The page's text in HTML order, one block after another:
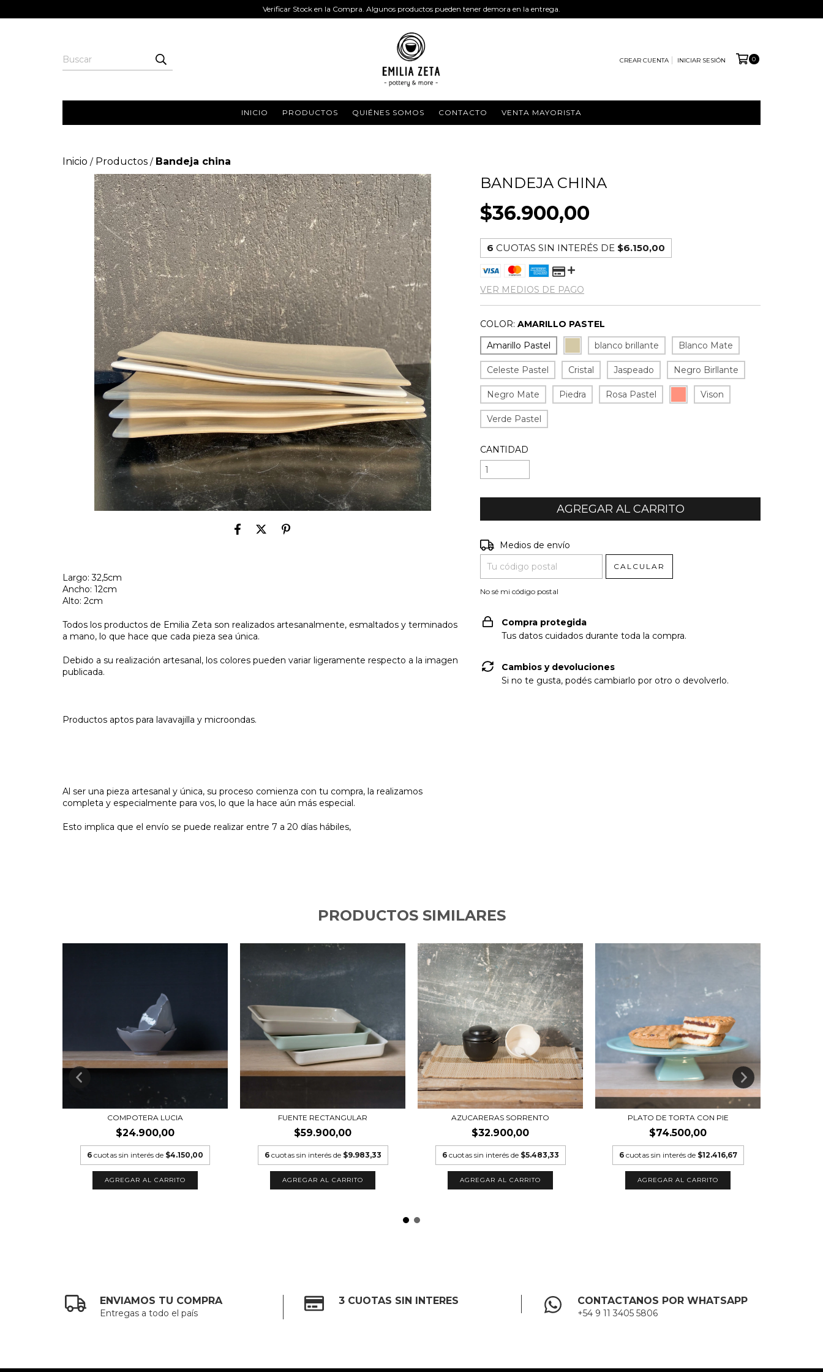
Verificar Stock en la Compra. Algunos productos pueden tener demora en la entrega.
CREAR CUENTA INICIAR SESIÓN 0
INICIO PRODUCTOS QUIÉNES SOMOS CONTACTO VENTA MAYORISTA
Inicio / Productos / Bandeja china
Largo: 32,5cm
Ancho: 12cm
Alto: 2cm
Todos los productos de Emilia Zeta son realizados artesanalmente, esmaltados y terminados
a mano, lo que hace que cada pieza sea única.
Debido a su realización artesanal, los colores pueden variar ligeramente respecto a la imagen
publicada.
Productos aptos para lavavajilla y microondas.
Al ser una pieza artesanal y única, su proceso comienza con tu compra, la realizamos
completa y especialmente para vos, lo que la hace aún más especial.
Esto implica que el envío se puede realizar entre 7 a 20 días hábiles,
BANDEJA CHINA
$36.900,00
6 CUOTAS SIN INTERÉS DE $6.150,00
VER MEDIOS DE PAGO
COLOR: AMARILLO PASTEL
Amarillo Pastel
blanco brillante Blanco Mate
Celeste Pastel Cristal Jaspeado Negro Birllante
Negro Mate Piedra Rosa Pastel Vison
Verde Pastel
CANTIDAD
Entregas para el CP:
Medios de envío
CALCULAR
No sé mi código postal
Compra protegida
Tus datos cuidados durante toda la compra.
Cambios y devoluciones
Si no te gusta, podés cambiarlo por otro o devolverlo.
PRODUCTOS SIMILARES
COMPOTERA LUCIA
$24.900,00
6 cuotas sin interés de $4.150,00
AGREGAR AL CARRITO
FUENTE RECTANGULAR
$59.900,00
6 cuotas sin interés de $9.983,33
AGREGAR AL CARRITO
AZUCARERAS SORRENTO
$32.900,00
6 cuotas sin interés de $5.483,33
AGREGAR AL CARRITO
PLATO DE TORTA CON PIE
$74.500,00
6 cuotas sin interés de $12.416,67
ENVIAMOS TU COMPRA
Entregas a todo el país
3 CUOTAS SIN INTERES CONTACTANOS POR WHATSAPP
+54 9 11 3405 5806